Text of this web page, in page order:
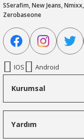
SSerafim, New Jeans,
Zerobaseone
IOS Android
Kurumsal
Yardım